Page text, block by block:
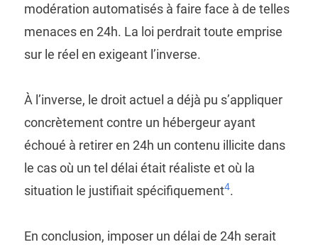
modération automatisés à faire face à de telles
menaces en 24h. La loi perdrait toute emprise
sur le réel en exigeant l’inverse.
À l’inverse, le droit actuel a déjà pu s’appliquer
concrètement contre un hébergeur ayant
échoué à retirer en 24h un contenu illicite dans
le cas où un tel délai était réaliste et où la
situation le justifiait spécifiquement4.
En conclusion, imposer un délai de 24h serait